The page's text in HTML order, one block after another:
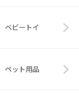
ベビートイ
ペット用品